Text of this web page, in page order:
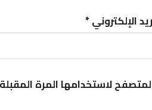
الإلكتروني*
لاستخدامها المرة